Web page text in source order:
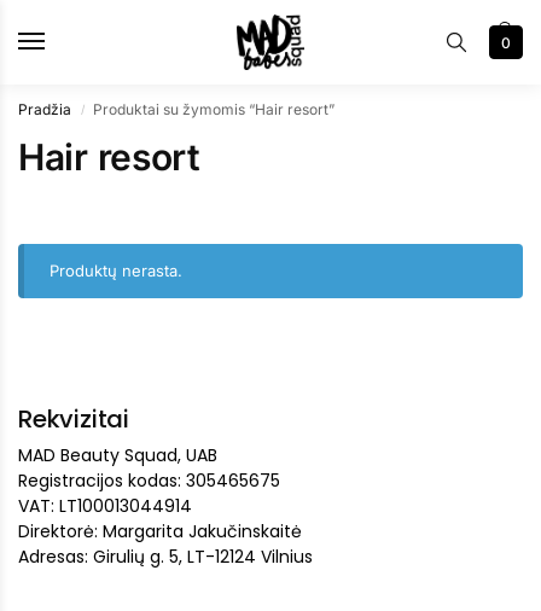
0
Pradžia / Produktai su žymomis “Hair resort”
Hair resort
Produktų nerasta.
Rekvizitai
MAD Beauty Squad, UAB
Registracijos kodas: 305465675
VAT: LT100013044914
Direktorė: Margarita Jakučinskaitė
Adresas: Girulių g. 5, LT-12124 Vilnius